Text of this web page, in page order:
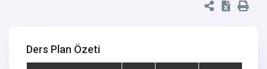
Ders Plan Özeti